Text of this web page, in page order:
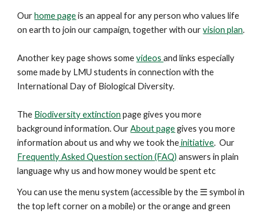
Ourhome pageis an appeal for any person who values life
on earth to join our campaign, together with ourvision plan.
Another keypageshows somevideosand links especially
some made by LMU students in connection with the
International Day of Biological Diversity.
The Biodiversity extinction page gives you more
background information. OurAbout pagegives you more
information about us and why we took theinitiative. Our
Frequently Asked Question section (FAQ) answers in plain
language why us and how money would be spent etc
You can use the menu system (accessible by the ☰ symbol in
the top left corner on a mobile) or the orange and green